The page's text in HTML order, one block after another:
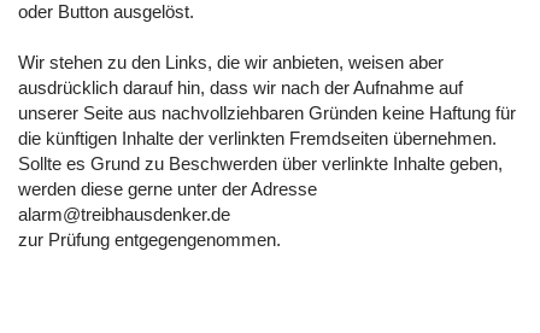
oder Button ausgelöst.
Wir stehen zu den Links, die wir anbieten, weisen aber
ausdrücklich darauf hin, dass wir nach der Aufnahme auf
unserer Seite aus nachvollziehbaren Gründen keine Haftung für
die künftigen Inhalte der verlinkten Fremdseiten übernehmen.
Sollte es Grund zu Beschwerden über verlinkte Inhalte geben,
werden diese gerne unter der Adresse
alarm@treibhausdenker.de
zur Prüfung entgegengenommen.